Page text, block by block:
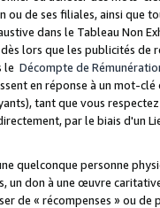
ou de ses filiales, ainsi que
dans le Tableau Non
lors que les publicités de
le Décompte de
en réponse à un mot-
tant que vous
par le biais d'un
quelconque personne
un don à une œuvre
de « récompenses » ou